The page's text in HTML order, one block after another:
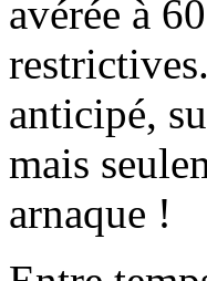
avérée à
anticipé,
mais
arnaque !